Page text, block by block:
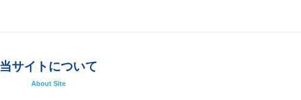
当サイトについて
About Site